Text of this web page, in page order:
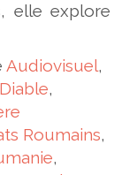
elle explore
Audiovisuel,
,
Roumains,
,